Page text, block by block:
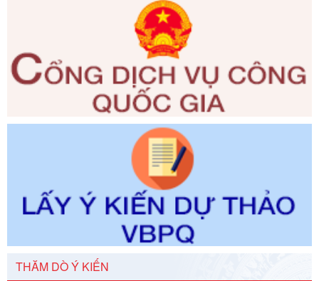
đổi, bổ sung và phê duyệt quy trình nội bộ, quy trình điện tử
giải quyết thủ tục hành chính trong lĩnh vực Luật sư thuộc
phạm vi chức năng quản lý của Sở Tư pháp
Ngày ban hành: 01/06/2026
Số kí hiệu:351/2025/NĐ-CP
Tên: Nghị định số 351/2025/NĐ-CP của Chính phủ: Quy
định chuẩn nghèo đa chiều quốc gia giai đoạn 2026 - 2030
Ngày ban hành: 29/12/2026
3014/QĐ-UBND
Tên: Quyết định về việc công bố danh mục thủ tục hành
chính ban hành mới, sửa đổi bổ sung trong lĩnh vực hỗ trợ
đầu tư, lĩnh vực đấu thầu lựa chọn nhà thầu thuộc thẩm
quyền giải quyết của Sở Tài chính và Ban Quản lý Khu kinh
tế Đông Nam Nghệ An
Ngày ban hành: 23/09/2026
Số kí hiệu:
292/2026/NĐ-CP
Tên: Nghị định số 292/2026/NĐ-CP của Chính phủ: Quy
THĂM DÒ Ý KIẾN